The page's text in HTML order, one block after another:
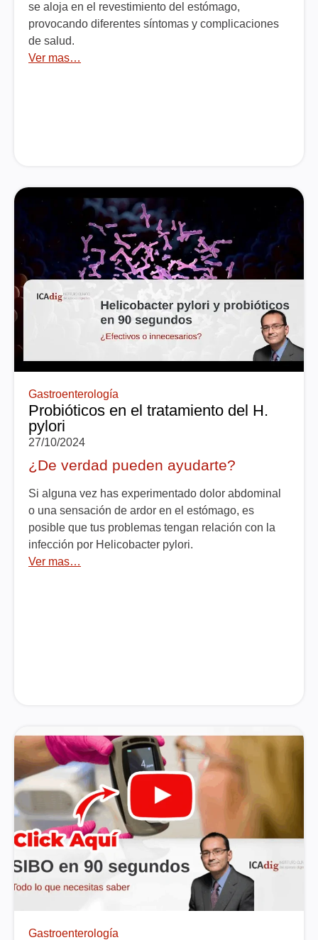
se aloja en el revestimiento del estómago,
provocando diferentes síntomas y complicaciones
de salud.
Ver mas…
Gastroenterología
Probióticos en el tratamiento del H.
pylori
27/10/2024
¿De verdad pueden ayudarte?
Si alguna vez has experimentado dolor abdominal
o una sensación de ardor en el estómago, es
posible que tus problemas tengan relación con la
infección por Helicobacter pylori.
Ver mas…
Gastroenterología